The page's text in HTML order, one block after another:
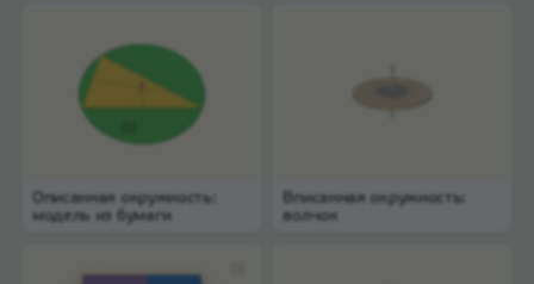
Описанная окружность:
модель из бумаги
Вписанная окружность:
волчок